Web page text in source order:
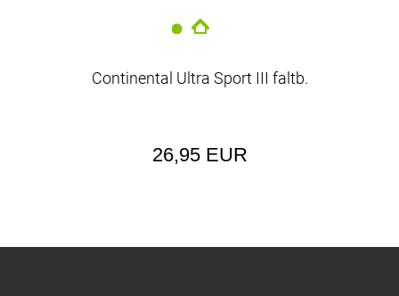
Continental Ultra Sport III faltb.
26,95 EUR